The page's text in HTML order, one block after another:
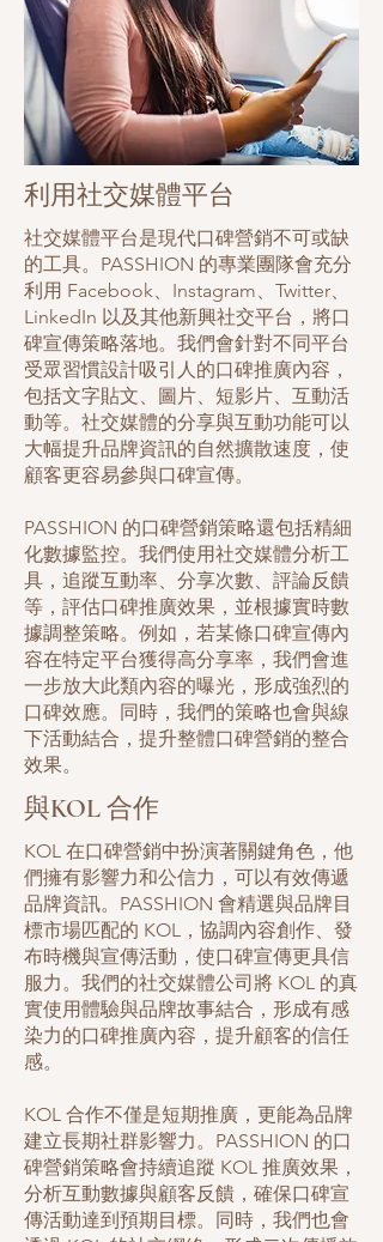
利用社交媒體平台
社交媒體平台是現代口碑營銷不可或缺
的工具。PASSHION 的專業團隊會充分
利用 Facebook、Instagram、Twitter、
LinkedIn 以及其他新興社交平台，將口
碑宣傳策略落地。我們會針對不同平台
受眾習慣設計吸引人的口碑推廣內容，
包括文字貼文、圖片、短影片、互動活
動等。社交媒體的分享與互動功能可以
大幅提升品牌資訊的自然擴散速度，使
顧客更容易參與口碑宣傳。
PASSHION 的口碑營銷策略還包括精細
化數據監控。我們使用社交媒體分析工
具，追蹤互動率、分享次數、評論反饋
等，評估口碑推廣效果，並根據實時數
據調整策略。例如，若某條口碑宣傳內
容在特定平台獲得高分享率，我們會進
一步放大此類內容的曝光，形成強烈的
口碑效應。同時，我們的策略也會與線
下活動結合，提升整體口碑營銷的整合
效果。
與KOL 合作
KOL 在口碑營銷中扮演著關鍵角色，他
們擁有影響力和公信力，可以有效傳遞
品牌資訊。PASSHION 會精選與品牌目
標市場匹配的 KOL，協調內容創作、發
布時機與宣傳活動，使口碑宣傳更具信
服力。我們的社交媒體公司將 KOL 的真
實使用體驗與品牌故事結合，形成有感
染力的口碑推廣內容，提升顧客的信任
感。
KOL 合作不僅是短期推廣，更能為品牌
建立長期社群影響力。PASSHION 的口
碑營銷策略會持續追蹤 KOL 推廣效果，
分析互動數據與顧客反饋，確保口碑宣
傳活動達到預期目標。同時，我們也會